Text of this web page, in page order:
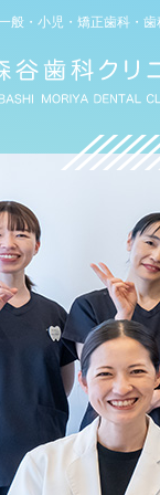
般・小児・矯正歯科・